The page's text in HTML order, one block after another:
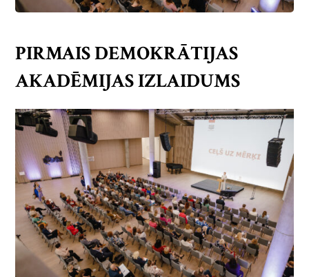
PIRMAIS DEMOKRĀTIJAS
AKADĒMIJAS IZLAIDUMS